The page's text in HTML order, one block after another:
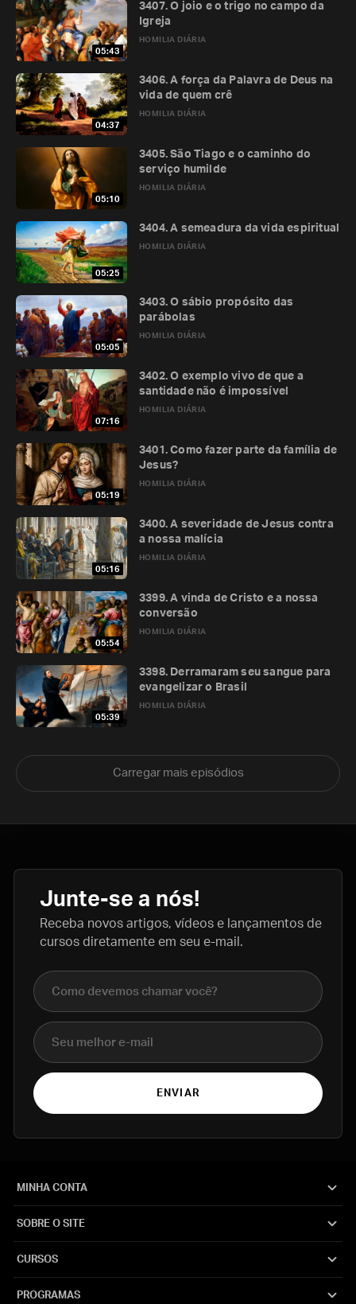
05:43
HOMILIA DIÁRIA
3407. O joio e o trigo no campo da
Igreja
04:37
HOMILIA DIÁRIA
3406. A força da Palavra de Deus na
vida de quem crê
05:10
HOMILIA DIÁRIA
3405. São Tiago e o caminho do
serviço humilde
05:25
HOMILIA DIÁRIA
3404. A semeadura da vida espiritual
05:05
HOMILIA DIÁRIA
3403. O sábio propósito das
parábolas
07:16
HOMILIA DIÁRIA
3402. O exemplo vivo de que a
santidade não é impossível
05:19
HOMILIA DIÁRIA
3401. Como fazer parte da família de
Jesus?
05:16
HOMILIA DIÁRIA
3400. A severidade de Jesus contra
a nossa malícia
05:54
HOMILIA DIÁRIA
3399. A vinda de Cristo e a nossa
conversão
05:39
HOMILIA DIÁRIA
3398. Derramaram seu sangue para
evangelizar o Brasil
Carregar mais episódios
Junte-se a nós!
Receba novos artigos, vídeos e lançamentos de
cursos diretamente em seu e-mail.
Nome completo
E-mail
ENVIAR
MINHA CONTA
SOBRE O SITE
CURSOS
PROGRAMAS